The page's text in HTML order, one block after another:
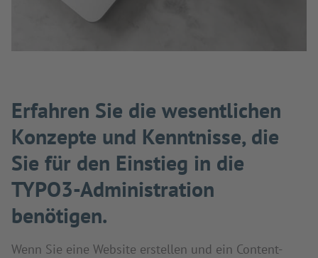
Erfahren Sie die wesentlichen
Konzepte und Kenntnisse, die
Sie für den Einstieg in die
TYPO3-Administration
benötigen.
Wenn Sie eine Website erstellen und ein Content-